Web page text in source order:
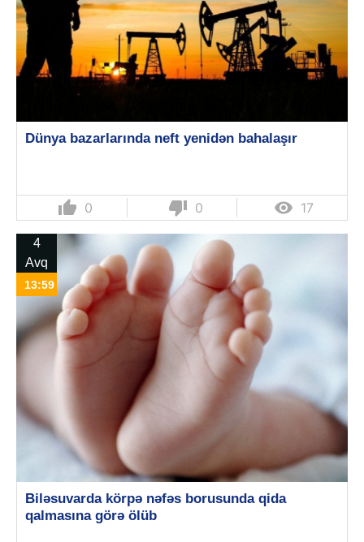
Dünya bazarlarında neft yenidən bahalaşır
thumb_up 0 thumb_down 0  17
4
Avq
13:59
Biləsuvarda körpə nəfəs borusunda qida
qalmasına görə ölüb